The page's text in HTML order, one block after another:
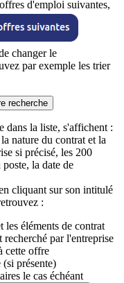
d'emploi suivantes,
changer le
par exemple les trier
recherche
dans la liste, s'affichent :
nature du contrat et la
si précisé, les 200
la date de
cliquant sur son intitulé
:
les éléments de contrat
par l'entreprise
cette offre
présente)
le cas échéant